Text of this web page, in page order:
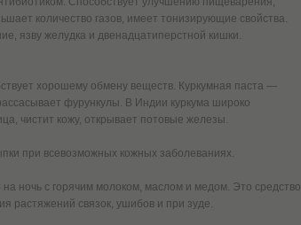
количество газов, имеет тонизирующие свойства.
язву желудка и двенадцатиперстной кишки.
хорошему обмену веществ. Куркумная паста —
фурункулы. В Индии куркума широко
чистит кожу, открывает потовые железы.
при всевозможных кожных заболеваниях.
ночь с горячим молоком, маслом и медом. Это средство
растяжений связок, ушибов и при зуде.